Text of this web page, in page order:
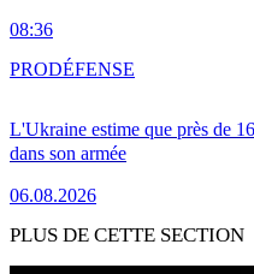
08:36
L'Ukraine estime que près de
dans son armée
06.08.2026
PRODÉFENSE
PLUS DE CETTE SECTION